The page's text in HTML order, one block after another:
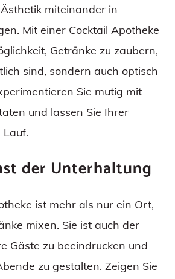
miteinander in
Mit einer Cocktail Apotheke
Getränke zu zaubern,
sind, sondern auch optisch
Sie mutig mit
und lassen Sie Ihrer
der Unterhaltung
ist mehr als nur ein Ort,
mixen. Sie ist auch der
Gäste zu beeindrucken und
zu gestalten. Zeigen Sie